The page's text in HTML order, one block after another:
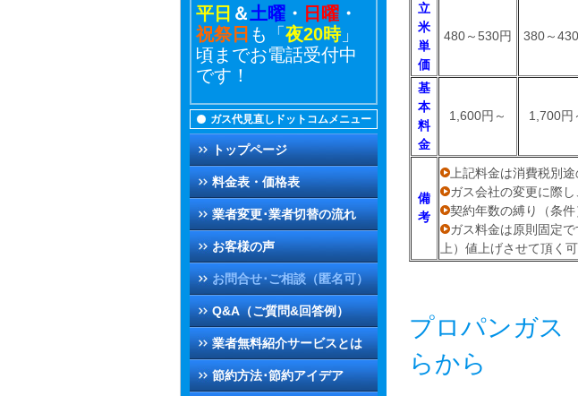
平日 ＆土曜 ・ 日曜 ・
祝祭日 も「 夜20時」
頃までお電話受付中
です！
ガス代見直しドットコムメニュー
トップページ
料金表・価格表
業者変更･業者切替の流れ
お客様の声
お問合せ･ご相談（匿名可）
Q&A（ご質問&回答例）
業者無料紹介サービスとは
節約方法･節約アイデア
立
米
単
価
480～530円 380～
基
本
料
金
1,600円～ 1,700円
備
考
上記料金は消費税別
ガス会社の変更に際し
契約年数の縛り（条
ガス料金は原則固定
上）値上げさせて頂く
プロパンガス
らから